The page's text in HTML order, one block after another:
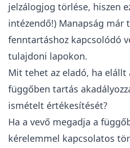
jelzálogjog törlése, hiszen
intézendő!) Manapság már
fenntartáshoz kapcsolódó
tulajdoni lapokon.
Mit tehet az eladó, ha elállt
függőben tartás
ismételt értékesítését?
Ha a vevő megadja a
kérelemmel kapcsolatos